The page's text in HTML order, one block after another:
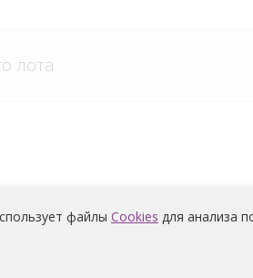
лота
о наличии запретов и
файлы Cookies для анализа